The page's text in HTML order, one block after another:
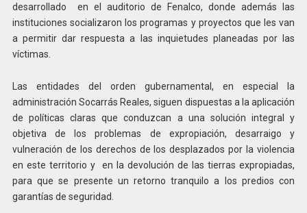
desarrollado en el auditorio de Fenalco, donde además las
instituciones socializaron los programas y proyectos que les van
a permitir dar respuesta a las inquietudes planeadas por las
víctimas.
Las entidades del orden gubernamental, en especial la
administración Socarrás Reales, siguen dispuestas a la aplicación
de políticas claras que conduzcan a una solución integral y
objetiva de los problemas de expropiación, desarraigo y
vulneración de los derechos de los desplazados por la violencia
en este territorio y en la devolución de las tierras expropiadas,
para que se presente un retorno tranquilo a los predios con
garantías de seguridad.